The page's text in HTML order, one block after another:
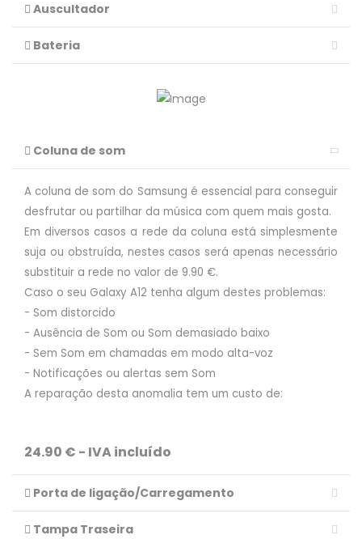
Auscultador
Bateria
Coluna de som
A coluna de som do Samsung é essencial para conseguir
desfrutar ou partilhar da música com quem mais gosta.
Em diversos casos a rede da coluna está simplesmente
suja ou obstruída, nestes casos será apenas necessário
substituir a rede no valor de 9.90 €.
Caso o seu Galaxy A12 tenha algum destes problemas:
- Som distorcido
- Ausência de Som ou Som demasiado baixo
- Sem Som em chamadas em modo alta-voz
- Notificações ou alertas sem Som
A reparação desta anomalia tem um custo de:
24.90 € - IVA incluído
Porta de ligação/Carregamento
Tampa Traseira